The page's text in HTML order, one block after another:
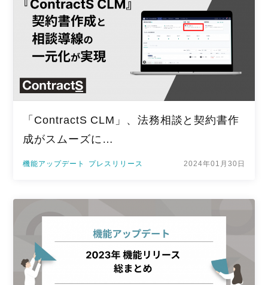
「ContractS CLM」、法務相談と契約書作
成がスムーズに…
機能アップデート プレスリリース 2024年01月30日